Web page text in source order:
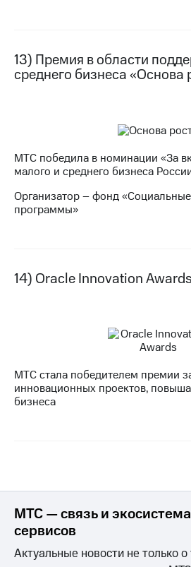
13) Премия в области
среднего бизнеса «Основа
МТС победила в номинации «За
малого и среднего бизнеса
Организатор – фонд
программы»
14) Oracle Innovation
МТС стала победителем премии
инновационных проектов,
бизнеса
МТС — связь и
сервисов
Актуальные новости не только